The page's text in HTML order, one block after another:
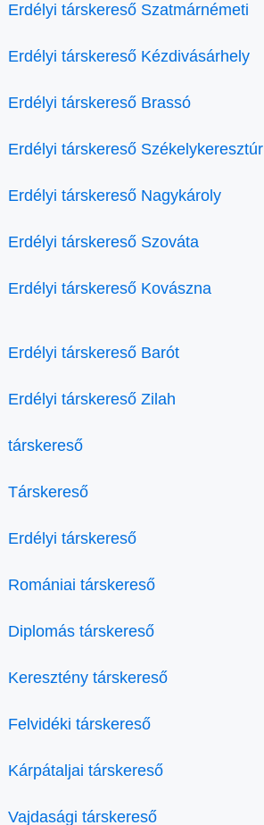
Erdélyi társkereső Szatmárnémeti
Erdélyi társkereső Kézdivásárhely
Erdélyi társkereső Brassó
Erdélyi társkereső Székelykeresztúr
Erdélyi társkereső Nagykároly
Erdélyi társkereső Szováta
Erdélyi társkereső Kovászna
Erdélyi társkereső Barót
Erdélyi társkereső Zilah
társkereső
Társkereső
Erdélyi társkereső
Romániai társkereső
Diplomás társkereső
Keresztény társkereső
Felvidéki társkereső
Kárpátaljai társkereső
Vajdasági társkereső